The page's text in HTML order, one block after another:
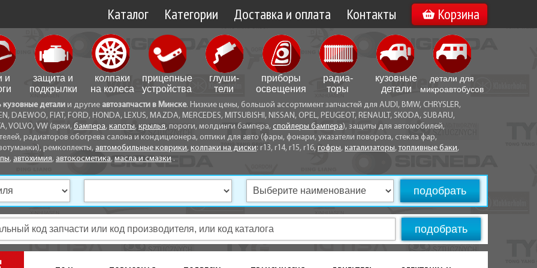
Каталог Категории Доставка и оплата
Доставка по Минску
Доставка по Беларуси
Самовывоз
Способы оплаты
Контакты
Вакансии
Корзина
и
защита и
подкрылки
колпаки
на колеса
прицепные
устройства
глуши­
тели
приборы
освещения
радиа­
торы
кузовные
детали
детали для
микро­автобусов
кузовные детали и другие автозапчасти в Минске. Низкие цены, большой ассортимент запчастей для AUDI, BMW, CHRYSLER,
DAEWOO, FIAT, FORD, HONDA, LEXUS, MAZDA, MERCEDES, MITSUBISHI, NISSAN, OPEL, PEUGEOT, RENAULT, SKODA, SUBARU,
VOLVO, VW (арки, бампера, капоты, крылья, пороги, молдинги бампера, спойлеры бампера), защиты для автомобилей,
радиаторов обогрева салона и кондиционера, оптики для авто (фары, фонари, указатели поворота, стекла фар,
ремкоплекты, автомобильные коврики, колпаки на диски: r13, r14, r15, r16, гофры, катализаторы,топливные баки,
, автохимия, автокосметика, масла и смазки .